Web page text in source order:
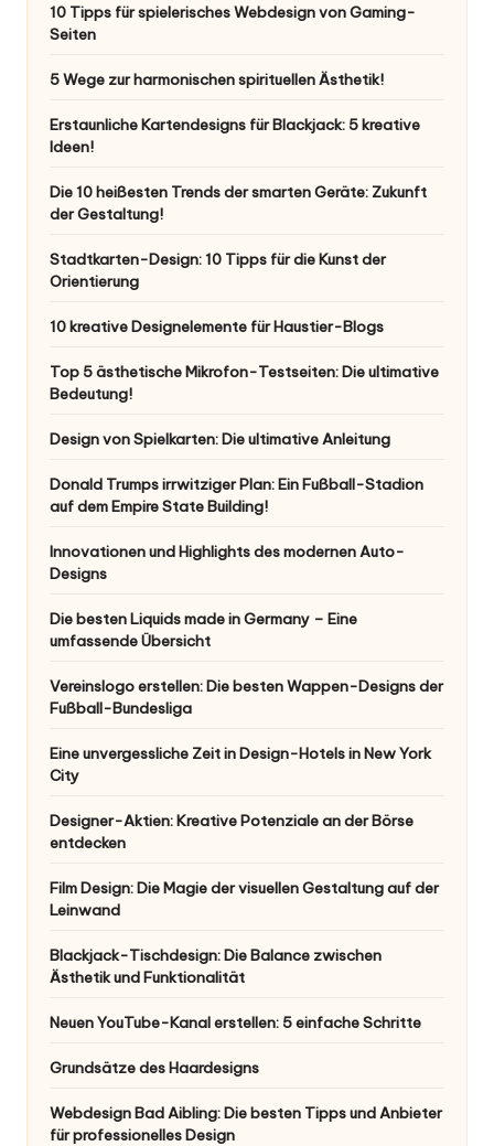
10 Tipps für spielerisches Webdesign von Gaming-
Seiten
5 Wege zur harmonischen spirituellen Ästhetik!
Erstaunliche Kartendesigns für Blackjack: 5 kreative
Ideen!
Die 10 heißesten Trends der smarten Geräte: Zukunft
der Gestaltung!
Stadtkarten-Design: 10 Tipps für die Kunst der
Orientierung
10 kreative Designelemente für Haustier-Blogs
Top 5 ästhetische Mikrofon-Testseiten: Die ultimative
Bedeutung!
Design von Spielkarten: Die ultimative Anleitung
Donald Trumps irrwitziger Plan: Ein Fußball-Stadion
auf dem Empire State Building!
Innovationen und Highlights des modernen Auto-
Designs
Die besten Liquids made in Germany – Eine
umfassende Übersicht
Vereinslogo erstellen: Die besten Wappen-Designs der
Fußball-Bundesliga
Eine unvergessliche Zeit in Design-Hotels in New York
City
Designer-Aktien: Kreative Potenziale an der Börse
entdecken
Film Design: Die Magie der visuellen Gestaltung auf der
Leinwand
Blackjack-Tischdesign: Die Balance zwischen
Ästhetik und Funktionalität
Neuen YouTube-Kanal erstellen: 5 einfache Schritte
Grundsätze des Haardesigns
Webdesign Bad Aibling: Die besten Tipps und Anbieter
für professionelles Design